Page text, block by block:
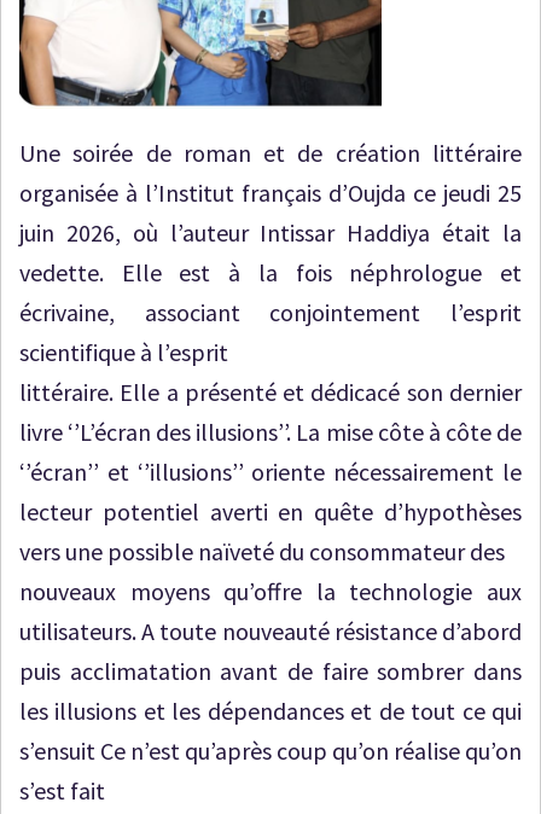
Une soirée de roman et de création littéraire
organisée à l’Institut français d’Oujda ce jeudi 25
juin 2026, où l’auteur Intissar Haddiya était la
vedette. Elle est à la fois néphrologue et
écrivaine, associant conjointement l’esprit
scientifique à l’esprit
littéraire. Elle a présenté et dédicacé son dernier
livre ‘’L’écran des illusions’’. La mise côte à côte de
‘’écran’’ et ‘’illusions’’ oriente nécessairement le
lecteur potentiel averti en quête d’hypothèses
vers une possible naïveté du consommateur des
nouveaux moyens qu’offre la technologie aux
utilisateurs. A toute nouveauté résistance d’abord
puis acclimatation avant de faire sombrer dans
les illusions et les dépendances et de tout ce qui
s’ensuit Ce n’est qu’après coup qu’on réalise qu’on
s’est fait